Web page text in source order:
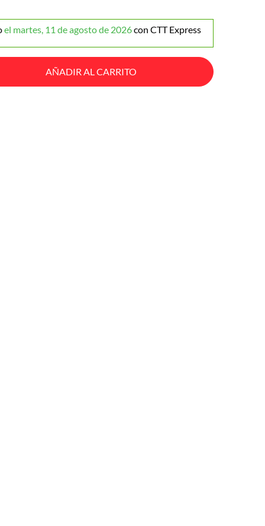
el martes, 11 de agosto de 2026con CTT Express
AÑADIR AL CARRITO